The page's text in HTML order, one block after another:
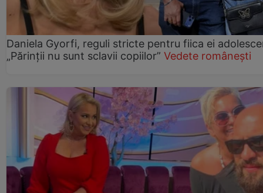
Daniela Gyorfi, reguli stricte pentru fiica ei
„Părinții nu sunt sclavii copiilor” Vedete românești